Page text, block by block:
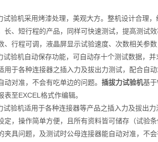
验机采用烤漆处理，美观大方。整机设计合理
长、短行程的产品，同样可快速测试，提高测试
、行程可调，液晶屏显示试验速度、次数相关参
验机自动保存功能，可自动存十个测试数据，
用于各种连接器之插入力及拔出力测试，配合自
动对准，不会有吃单边的问题。 插拔力试验机基
表至EXCEL格式作编辑。
验机适用于各种连接器等产品之插入力及拔出
定，操作简单方便，且所有资料皆可储存（试验
夹具问题，及测试时公母连接器能自动对准，不会